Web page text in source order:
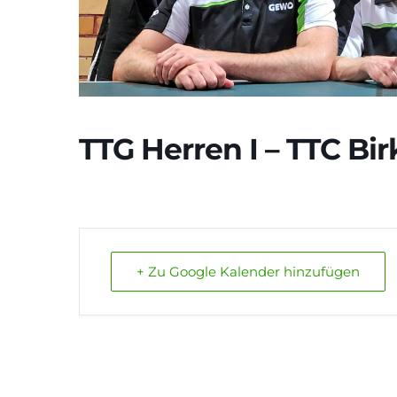
TTG Herren I – TTC
+ Zu Google Kalender hinzufügen